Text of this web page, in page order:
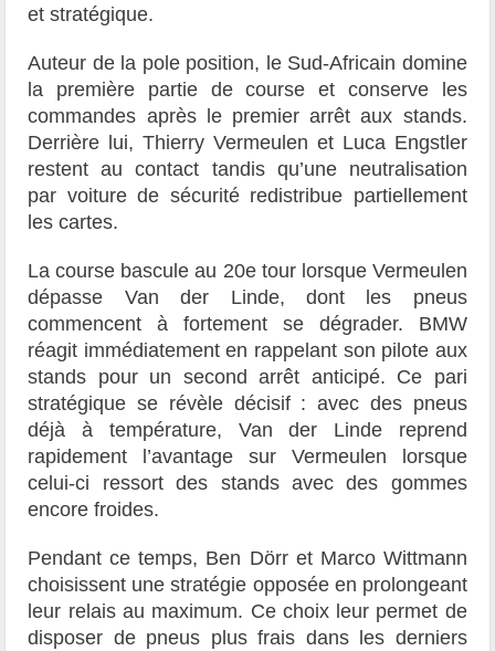
et stratégique.
Auteur de la pole position, le Sud-Africain domine
la première partie de course et conserve les
commandes après le premier arrêt aux stands.
Derrière lui, Thierry Vermeulen et Luca Engstler
restent au contact tandis qu’une neutralisation
par voiture de sécurité redistribue partiellement
les cartes.
La course bascule au 20e tour lorsque Vermeulen
dépasse Van der Linde, dont les pneus
commencent à fortement se dégrader. BMW
réagit immédiatement en rappelant son pilote aux
stands pour un second arrêt anticipé. Ce pari
stratégique se révèle décisif : avec des pneus
déjà à température, Van der Linde reprend
rapidement l’avantage sur Vermeulen lorsque
celui-ci ressort des stands avec des gommes
encore froides.
Pendant ce temps, Ben Dörr et Marco Wittmann
choisissent une stratégie opposée en prolongeant
leur relais au maximum. Ce choix leur permet de
disposer de pneus plus frais dans les derniers